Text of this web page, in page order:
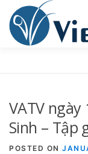
content
TRUNG TÂM
VATV
Sinh – Tập
POSTED ON